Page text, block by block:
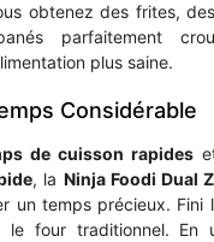
obtenez des frites,
parfaitement
plus saine.
Considérable
de cuisson rapides
, la Ninja Foodi Dual
un temps précieux. Fini
le four traditionnel. En